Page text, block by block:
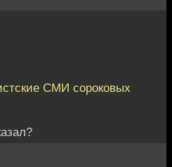
СМИ сороковых